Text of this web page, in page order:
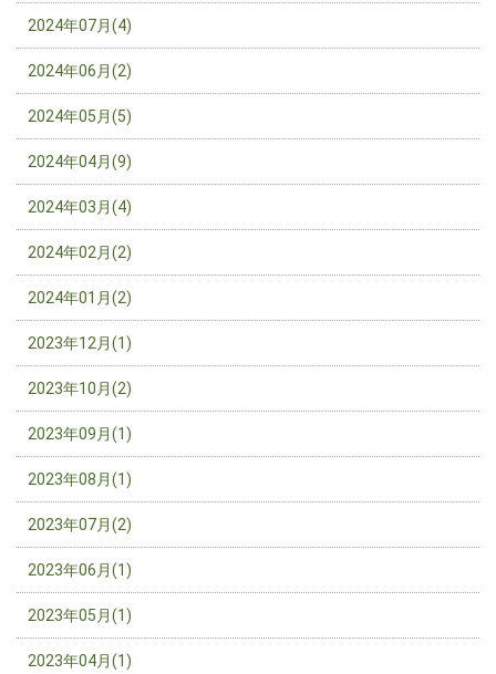
2024年07月(4)
2024年06月(2)
2024年05月(5)
2024年04月(9)
2024年03月(4)
2024年02月(2)
2024年01月(2)
2023年12月(1)
2023年10月(2)
2023年09月(1)
2023年08月(1)
2023年07月(2)
2023年06月(1)
2023年05月(1)
2023年04月(1)